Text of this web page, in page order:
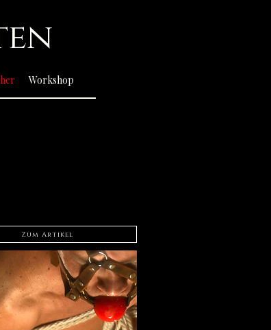
Workshop
Zum Artikel